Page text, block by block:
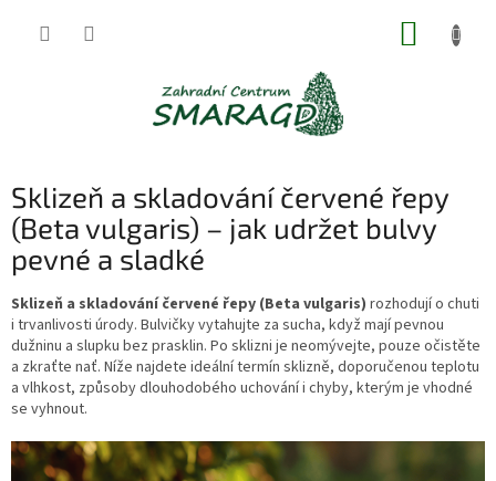
Sklizeň a skladování červené řepy
(Beta vulgaris) – jak udržet bulvy
pevné a sladké
Sklizeň a skladování červené řepy (Beta vulgaris) rozhodují o chuti
i trvanlivosti úrody. Bulvičky vytahujte za sucha, když mají pevnou
dužninu a slupku bez prasklin. Po sklizni je neomývejte, pouze očistěte
a zkraťte nať. Níže najdete ideální termín sklizně, doporučenou teplotu
a vlhkost, způsoby dlouhodobého uchování i chyby, kterým je vhodné
se vyhnout.